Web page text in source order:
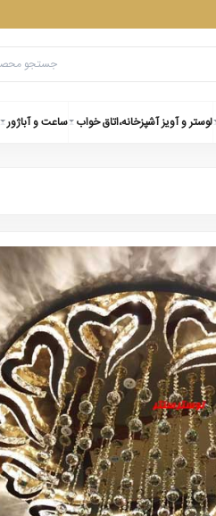
لوستر و آویز آشپزخانه،اتاق خواب ساعت و آباژور